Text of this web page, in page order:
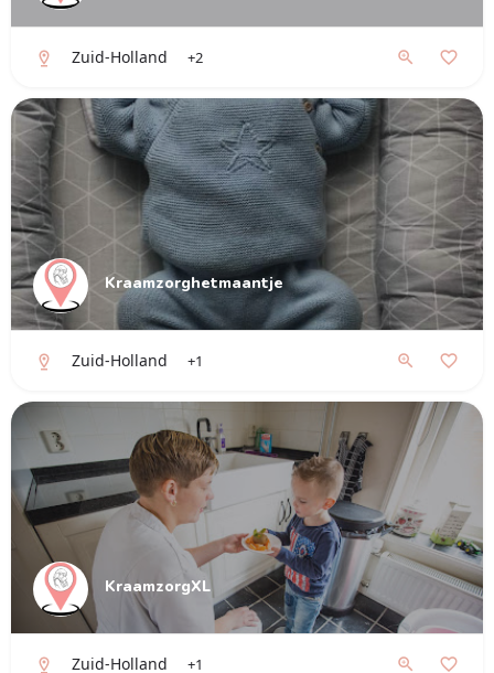
Zuid-Holland +2
Kraamzorghetmaantje
Zuid-Holland +1
KraamzorgXL
Zuid-Holland +1